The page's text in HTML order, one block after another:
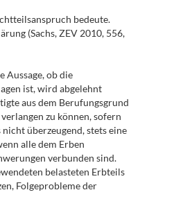
bedeute.
(Sachs, ZEV 2010, 556,
Aussage, ob die
ist, wird abgelehnt
aus dem Berufungsgrund
zu können, sofern
überzeugend, stets eine
alle dem Erben
verbunden sind.
belasteten Erbteils
Folgeprobleme der